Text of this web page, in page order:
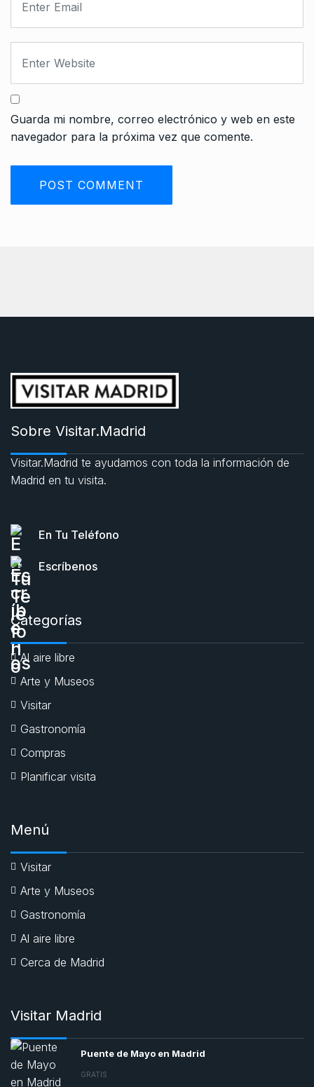
Guarda mi nombre, correo electrónico y web en este
navegador para la próxima vez que comente.
Sobre Visitar.Madrid
Visitar.Madrid te ayudamos con toda la información de
Madrid en tu visita.
En Tu Teléfono
Escríbenos
Categorías
Al aire libre
Arte y Museos
Visitar
Gastronomía
Compras
Planificar visita
Menú
Visitar
Arte y Museos
Gastronomía
Al aire libre
Cerca de Madrid
Visitar Madrid
Puente de Mayo en Madrid
GRATIS